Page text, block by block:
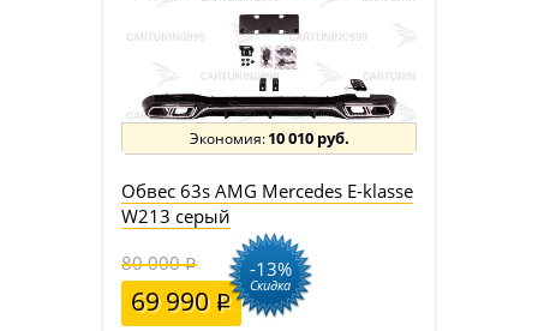
10 010 руб.
Обвес 63s AMG Mercedes E-klasse
W213 серый
80 000
69 990
-13%
Скидка